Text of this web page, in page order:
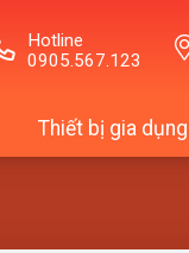
Hotline
0905.567.123
Thiết bị gia dụng